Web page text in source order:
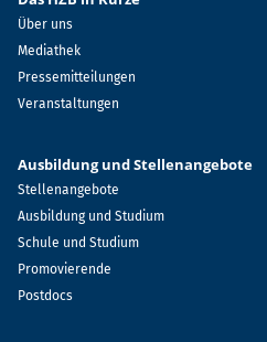
Über uns
Mediathek
Pressemitteilungen
Veranstaltungen
Ausbildung und Stellenangebote
Stellenangebote
Ausbildung und Studium
Schule und Studium
Promovierende
Postdocs